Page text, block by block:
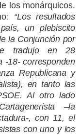
los monárquicos.
: “Los resultados
un plebiscito
la Conjunción por
tradujo en 28
-18- corresponden
Republicana y
en tanto las
Al otro lado
–la
, con 11, el
con uno y los